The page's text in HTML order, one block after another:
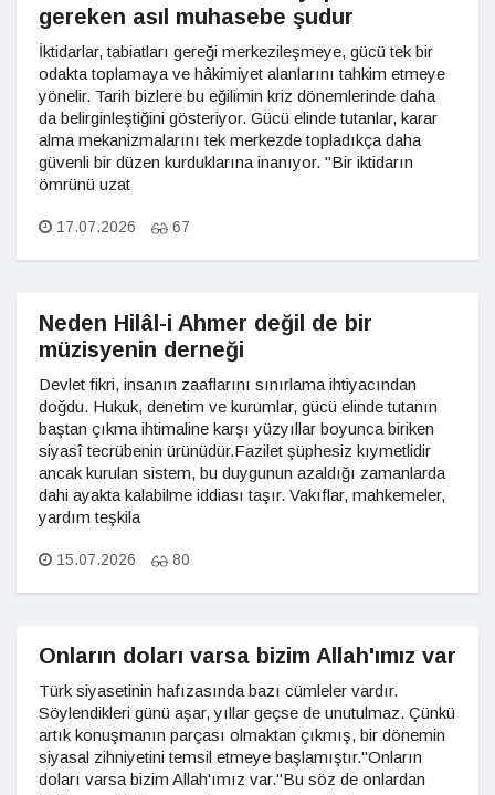
gereken asıl muhasebe şudur
İktidarlar, tabiatları gereği merkezileşmeye, gücü tek bir
odakta toplamaya ve hâkimiyet alanlarını tahkim etmeye
yönelir. Tarih bizlere bu eğilimin kriz dönemlerinde daha
da belirginleştiğini gösteriyor. Gücü elinde tutanlar, karar
alma mekanizmalarını tek merkezde topladıkça daha
güvenli bir düzen kurduklarına inanıyor. "Bir iktidarın
ömrünü uzat
17.07.2026 67
Neden Hilâl-i Ahmer değil de bir
müzisyenin derneği
Devlet fikri, insanın zaaflarını sınırlama ihtiyacından
doğdu. Hukuk, denetim ve kurumlar, gücü elinde tutanın
baştan çıkma ihtimaline karşı yüzyıllar boyunca biriken
siyasî tecrübenin ürünüdür.Fazilet şüphesiz kıymetlidir
ancak kurulan sistem, bu duygunun azaldığı zamanlarda
dahi ayakta kalabilme iddiası taşır. Vakıflar, mahkemeler,
yardım teşkila
15.07.2026 80
Onların doları varsa bizim Allah'ımız var
Türk siyasetinin hafızasında bazı cümleler vardır.
Söylendikleri günü aşar, yıllar geçse de unutulmaz. Çünkü
artık konuşmanın parçası olmaktan çıkmış, bir dönemin
siyasal zihniyetini temsil etmeye başlamıştır."Onların
doları varsa bizim Allah'ımız var."Bu söz de onlardan